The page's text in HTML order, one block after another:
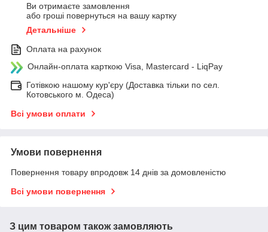
Ви отримаєте замовлення
або гроші повернуться на вашу картку
Детальніше
Оплата на рахунок
Онлайн-оплата карткою Visa, Mastercard - LiqPay
Готівкою нашому кур'єру (Доставка тільки по сел.
Котовського м. Одеса)
Всі умови оплати
Умови повернення
Повернення товару впродовж 14 днів за домовленістю
Всі умови повернення
З цим товаром також замовляють